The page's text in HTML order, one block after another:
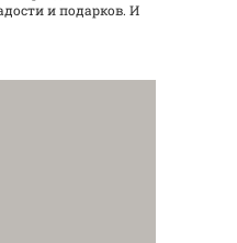
и подарков. И